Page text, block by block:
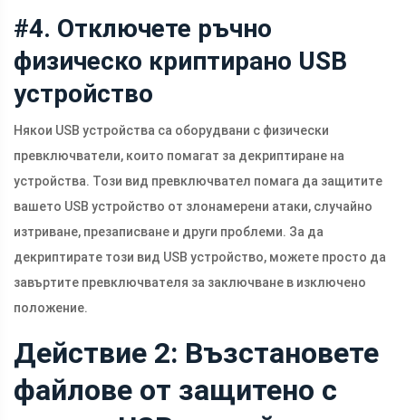
#4. Отключете ръчно
физическо криптирано USB
устройство
Някои USB устройства са оборудвани с физически
превключватели, които помагат за декриптиране на
устройства. Този вид превключвател помага да защитите
вашето USB устройство от злонамерени атаки, случайно
изтриване, презаписване и други проблеми. За да
декриптирате този вид USB устройство, можете просто да
завъртите превключвателя за заключване в изключено
положение.
Действие 2: Възстановете
файлове от защитено с